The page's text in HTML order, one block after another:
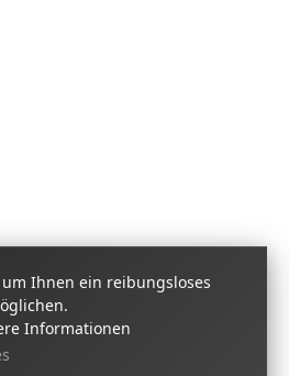
Ihnen ein reibungsloses
Informationen